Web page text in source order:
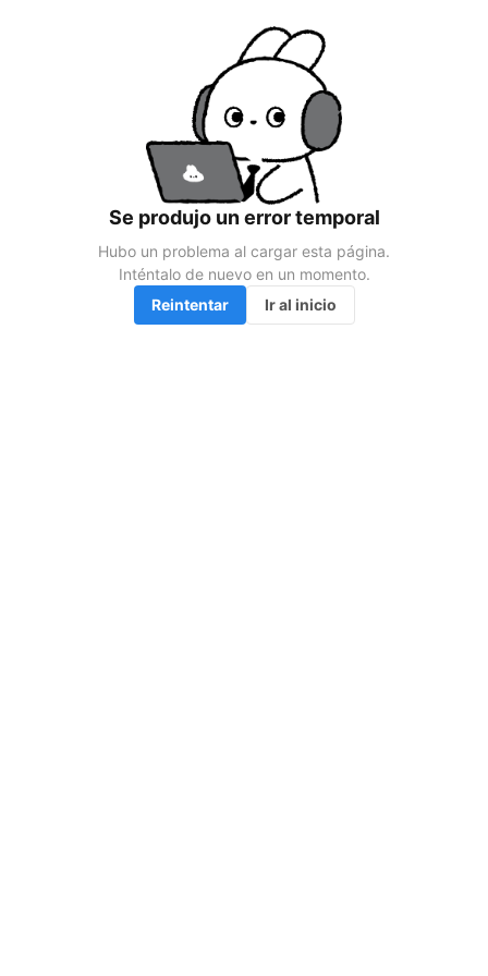
Se produjo un error temporal
Hubo un problema al cargar esta página.
Inténtalo de nuevo en un momento.
Reintentar
Ir al inicio